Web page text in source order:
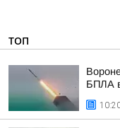
ТОП
БПЛА